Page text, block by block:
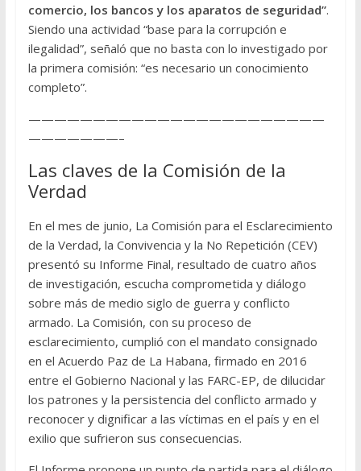
comercio, los bancos y los aparatos de seguridad”.
Siendo una actividad “base para la corrupción e
ilegalidad”, señaló que no basta con lo investigado por
la primera comisión: “es necesario un conocimiento
completo”.
———————————————————————
———————–
Las claves de la Comisión de la
Verdad
En el mes de junio, La Comisión para el Esclarecimiento
de la Verdad, la Convivencia y la No Repetición (CEV)
presentó su Informe Final, resultado de cuatro años
de investigación, escucha comprometida y diálogo
sobre más de medio siglo de guerra y conflicto
armado. La Comisión, con su proceso de
esclarecimiento, cumplió con el mandato consignado
en el Acuerdo Paz de La Habana, firmado en 2016
entre el Gobierno Nacional y las FARC-EP, de dilucidar
los patrones y la persistencia del conflicto armado y
reconocer y dignificar a las víctimas en el país y en el
exilio que sufrieron sus consecuencias.